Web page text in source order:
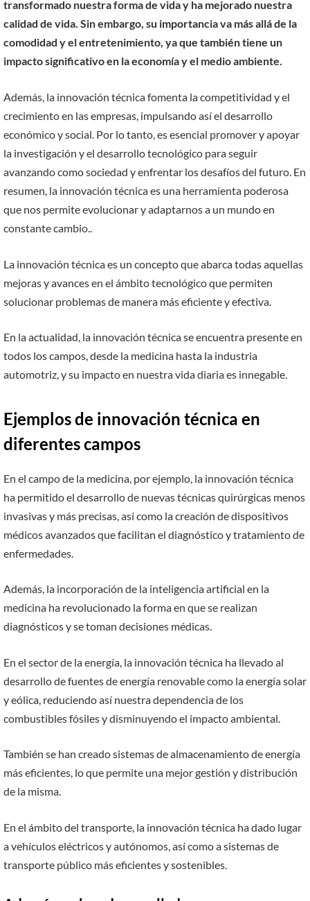
transformado nuestra forma de vida y ha mejorado nuestra
calidad de vida. Sin embargo, su importancia va más allá de la
comodidad y el entretenimiento, ya que también tiene un
impacto significativo en la economía y el medio ambiente.
Además, la innovación técnica fomenta la competitividad y el
crecimiento en las empresas, impulsando así el desarrollo
económico y social. Por lo tanto, es esencial promover y apoyar
la investigación y el desarrollo tecnológico para seguir
avanzando como sociedad y enfrentar los desafíos del futuro. En
resumen, la innovación técnica es una herramienta poderosa
que nos permite evolucionar y adaptarnos a un mundo en
constante cambio..
La innovación técnica es un concepto que abarca todas aquellas
mejoras y avances en el ámbito tecnológico que permiten
solucionar problemas de manera más eficiente y efectiva.
En la actualidad, la innovación técnica se encuentra presente en
todos los campos, desde la medicina hasta la industria
automotriz, y su impacto en nuestra vida diaria es innegable.
Ejemplos de innovación técnica en
diferentes campos
En el campo de la medicina, por ejemplo, la innovación técnica
ha permitido el desarrollo de nuevas técnicas quirúrgicas menos
invasivas y más precisas, así como la creación de dispositivos
médicos avanzados que facilitan el diagnóstico y tratamiento de
enfermedades.
Además, la incorporación de la inteligencia artificial en la
medicina ha revolucionado la forma en que se realizan
diagnósticos y se toman decisiones médicas.
En el sector de la energía, la innovación técnica ha llevado al
desarrollo de fuentes de energía renovable como la energía solar
y eólica, reduciendo así nuestra dependencia de los
combustibles fósiles y disminuyendo el impacto ambiental.
También se han creado sistemas de almacenamiento de energía
más eficientes, lo que permite una mejor gestión y distribución
de la misma.
En el ámbito del transporte, la innovación técnica ha dado lugar
a vehículos eléctricos y autónomos, así como a sistemas de
transporte público más eficientes y sostenibles.